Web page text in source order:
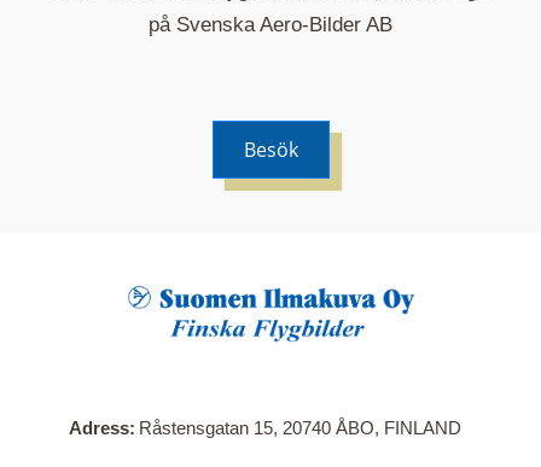
När du klickar på en serie så öppnas en ny flik.
Här visas en karta över bilder med kända
på Svenska Aero-Bilder AB
Besök
Adress Råstensgatan 15, 20740 ÅBO, FINLAND